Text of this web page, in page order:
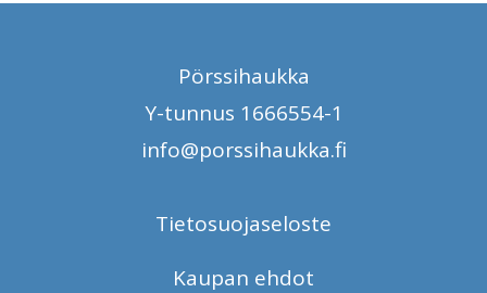
Pörssihaukka
Y-tunnus 1666554-1
info@porssihaukka.fi
Tietosuojaseloste
Kaupan ehdot